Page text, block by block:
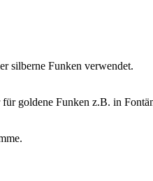
silberne Funken verwendet.
goldene Funken z.B. in